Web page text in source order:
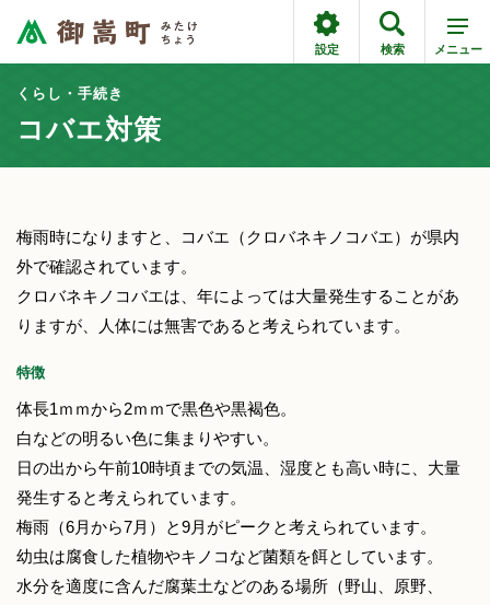
設定 検索 メニュー
くらし・手続き
コバエ対策
梅雨時になりますと、コバエ（クロバネキノコバエ）が県内
外で確認されています。
クロバネキノコバエは、年によっては大量発生することがあ
りますが、人体には無害であると考えられています。
特徴
体長1ｍｍから2ｍｍで黒色や黒褐色。
白などの明るい色に集まりやすい。
日の出から午前10時頃までの気温、湿度とも高い時に、大量
発生すると考えられています。
梅雨（6月から7月）と9月がピークと考えられています。
幼虫は腐食した植物やキノコなど菌類を餌としています。
水分を適度に含んだ腐葉土などのある場所（野山、原野、